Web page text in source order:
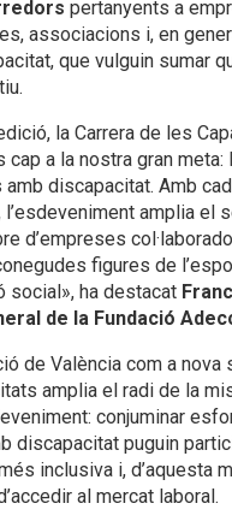
pertanyents a
associacions i, en
que vulguin sumar
la Carrera de les
cap a la nostra gran
amb discapacitat. Amb
l’esdeveniment amplia el
d’empreses
figures de
social», ha destacat
de la Fundació
de València com a nova
amplia el radi de la
conjuminar
discapacitat puguin
inclusiva i, d’aquesta
al mercat laboral.